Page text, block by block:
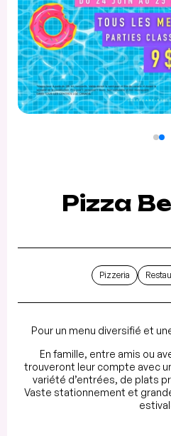
Pizza
Pizzeria
Pour un menu diversifié et
En famille, entre amis ou
trouveront leur compte avec
variété d’entrées, de plats
Vaste stationnement et